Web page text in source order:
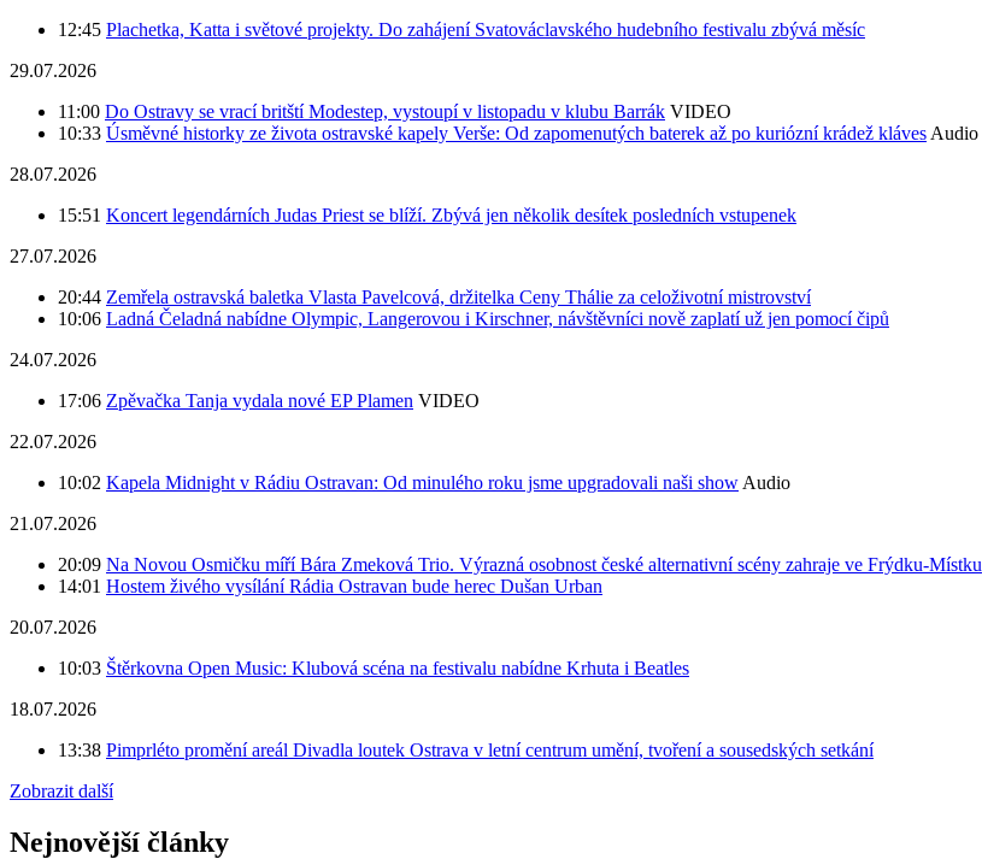
12:45 Plachetka, Katta i světové projekty. Do zahájení Svatováclavského hudebního festivalu zbývá měsíc
29.07.2026
11:00 Do Ostravy se vrací britští Modestep, vystoupí v listopadu v klubu Barrák VIDEO
10:33 Úsměvné historky ze života ostravské kapely Verše: Od zapomenutých baterek až po kuriózní krádež kláves Audio
28.07.2026
15:51 Koncert legendárních Judas Priest se blíží. Zbývá jen několik desítek posledních vstupenek
27.07.2026
20:44 Zemřela ostravská baletka Vlasta Pavelcová, držitelka Ceny Thálie za celoživotní mistrovství
10:06 Ladná Čeladná nabídne Olympic, Langerovou i Kirschner, návštěvníci nově zaplatí už jen pomocí čipů
24.07.2026
17:06 Zpěvačka Tanja vydala nové EP Plamen VIDEO
22.07.2026
10:02 Kapela Midnight v Rádiu Ostravan: Od minulého roku jsme upgradovali naši show Audio
21.07.2026
20:09 Na Novou Osmičku míří Bára Zmeková Trio. Výrazná osobnost české alternativní scény zahraje ve Frýdku-Místku
14:01 Hostem živého vysílání Rádia Ostravan bude herec Dušan Urban
20.07.2026
10:03 Štěrkovna Open Music: Klubová scéna na festivalu nabídne Krhuta i Beatles
18.07.2026
13:38 Pimprléto promění areál Divadla loutek Ostrava v letní centrum umění, tvoření a sousedských setkání
Zobrazit další
Nejnovější články